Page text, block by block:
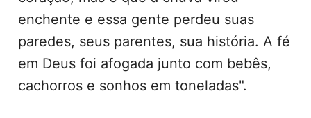
enchente e essa gente perdeu suas
paredes, seus parentes, sua história. A fé
em Deus foi afogada junto com bebês,
cachorros e sonhos em toneladas".